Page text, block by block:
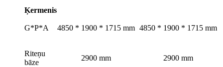
Ķermenis
G*P*A 4850 * 1900 * 1715 mm 4850 * 1900 * 1715 mm
Riteņu
bāze
2900 mm 2900 mm